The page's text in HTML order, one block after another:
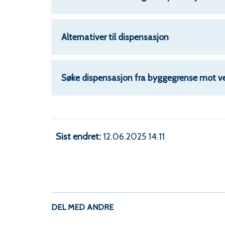
Alternativer til dispensasjon
Søke dispensasjon fra byggegrense mot
Sist endret 12.06.2025 14.11
DEL MED ANDRE